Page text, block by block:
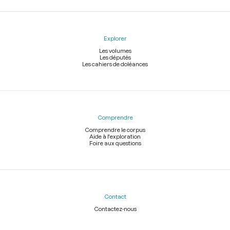
Explorer
Les volumes
Les députés
Les cahiers de doléances
Comprendre
Comprendre le corpus
Aide à l'exploration
Foire aux questions
Contact
Contactez-nous